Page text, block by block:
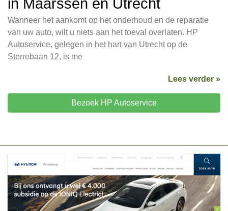
in Maarssen en Utrecht
Wanneer het aankomt op het onderhoud en de reparatie
van uw auto, wilt u niets aan het toeval overlaten. HP
Autoservice, gelegen in het hart van Utrecht op de
Sterrebaan 12, is me
Lees verder »
Bezoek HP Autoservice